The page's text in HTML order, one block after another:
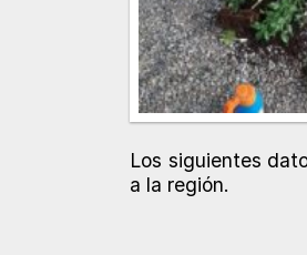
Los siguientes
a la región.